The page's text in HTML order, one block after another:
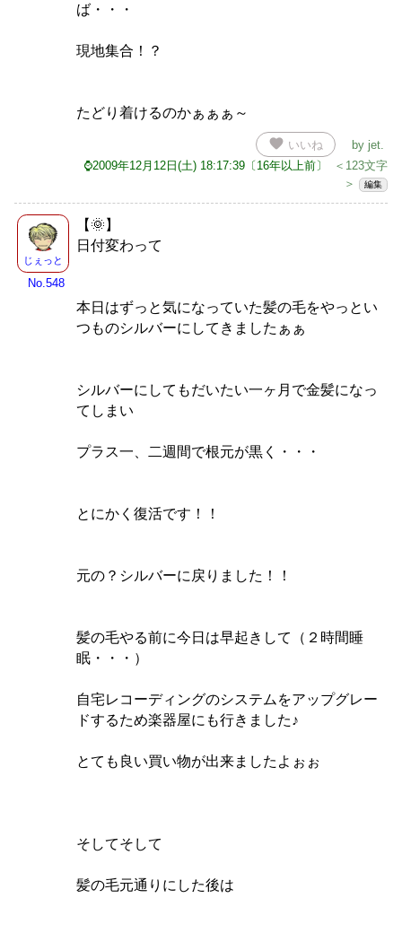
ば・・・
現地集合！？
たどり着けるのかぁぁぁ～
favorite いいね by jet
⌚2009年12月12日(土) 18:17:39〔16年以上前〕
＜123文字
＞
編集
じぇっと
No.548
【🌞】
日付変わって
本日はずっと気になっていた髪の毛をやっとい
つものシルバーにしてきましたぁぁ
シルバーにしてもだいたい一ヶ月で金髪になっ
てしまい
プラス一、二週間で根元が黒く・・・
とにかく復活です！！
元の？シルバーに戻りました！！
髪の毛やる前に今日は早起きして（２時間睡
眠・・・）
自宅レコーディングのシステムをアップグレー
ドするため楽器屋にも行きました♪
とても良い買い物が出来ましたよぉぉ
そしてそして
髪の毛元通りにした後は